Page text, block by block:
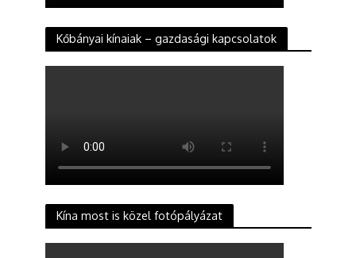
Kőbányai kínaiak – gazdasági kapcsolatok
Kína most is közel fotópályázat